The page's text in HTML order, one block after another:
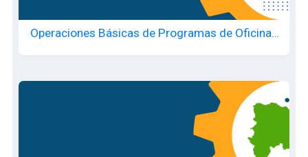
Operaciones Básicas de Programas de Oficina -